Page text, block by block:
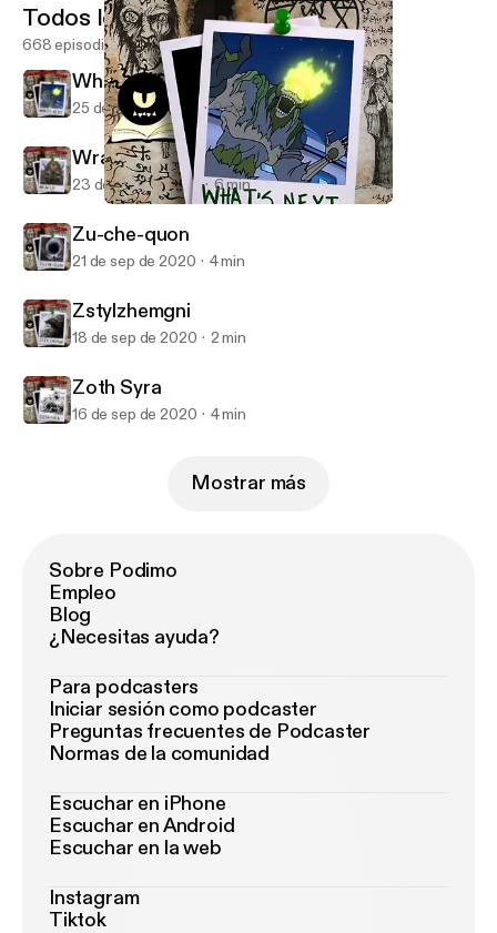
Monster in My Podcast
Todos los episodios
668 episodios
What's Next
25 de sep de 2020 9 min
Wrap Up
23 de sep de 2020 6 min
Zu-che-quon
21 de sep de 2020 4 min
Zstylzhemgni
18 de sep de 2020 2 min
Zoth Syra
16 de sep de 2020 4 min
Mostrar más
Sobre Podimo
Empleo
Blog
¿Necesitas ayuda?
Para podcasters
Iniciar sesión como podcaster
Preguntas frecuentes de Podcaster
Normas de la comunidad
Escuchar en iPhone
Escuchar en Android
Escuchar en la web
Instagram
Tiktok